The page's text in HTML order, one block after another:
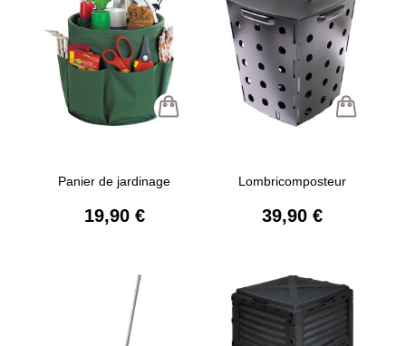
Panier de jardinage
19,90 €
Lombricomposteur
39,90 €